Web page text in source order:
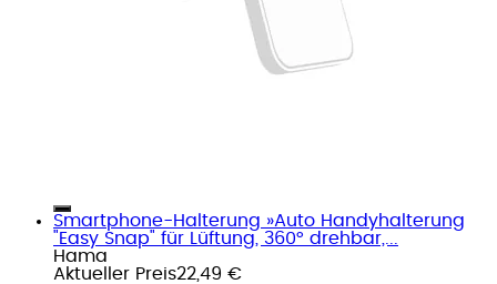
Smartphone-Halterung »Auto Handyhalterung
"Easy Snap" für Lüftung, 360° drehbar,...
Hama
Aktueller Preis22,49 €